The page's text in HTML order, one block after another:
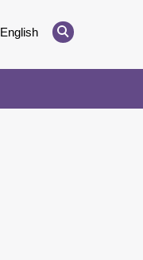
English